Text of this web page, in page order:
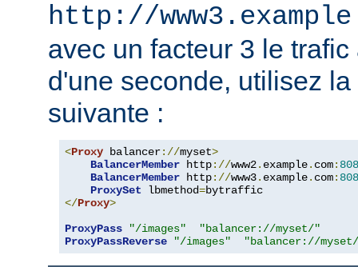
http://
avec un facteur 3 le
d'une seconde, utilisez
suivante :
<Proxy balancer://myset>
BalancerMember http://www2. example. com:
BalancerMember http://www3. example. com:
ProxySet lbmethod=
</Proxy>
ProxyPass
"/images"
"balancer://myset/"
ProxyPassReverse
"/images" "balancer://